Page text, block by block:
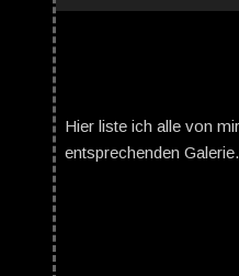
Hier liste ich alle von
entsprechenden Galerie.